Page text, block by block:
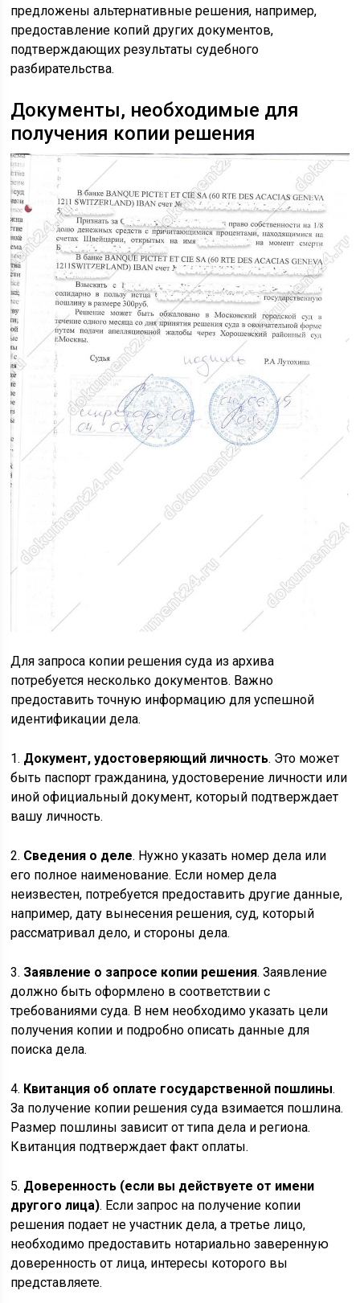
предложены альтернативные решения, например,
предоставление копий других документов,
подтверждающих результаты судебного
разбирательства.
Документы, необходимые для
получения копии решения
Для запроса копии решения суда из архива
потребуется несколько документов. Важно
предоставить точную информацию для успешной
идентификации дела.
1. Документ, удостоверяющий личность. Это может
быть паспорт гражданина, удостоверение личности или
иной официальный документ, который подтверждает
вашу личность.
2. Сведения о деле. Нужно указать номер дела или
его полное наименование. Если номер дела
неизвестен, потребуется предоставить другие данные,
например, дату вынесения решения, суд, который
рассматривал дело, и стороны дела.
3. Заявление о запросе копии решения. Заявление
должно быть оформлено в соответствии с
требованиями суда. В нем необходимо указать цели
получения копии и подробно описать данные для
поиска дела.
4. Квитанция об оплате государственной пошлины.
За получение копии решения суда взимается пошлина.
Размер пошлины зависит от типа дела и региона.
Квитанция подтверждает факт оплаты.
5. Доверенность (если вы действуете от имени
другого лица). Если запрос на получение копии
решения подает не участник дела, а третье лицо,
необходимо предоставить нотариально заверенную
доверенность от лица, интересы которого вы
представляете.